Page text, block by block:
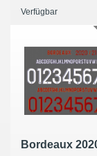
Verfügbar
Bordeaux